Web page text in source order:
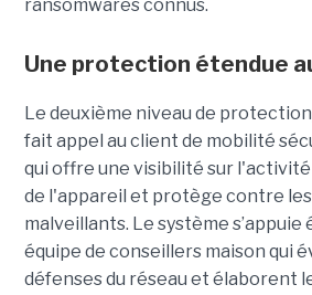
ransomwares connus.
Une protection étendue
Le deuxième niveau de
fait appel au client de mobilité
qui offre une visibilité sur
de l'appareil et protège contre
malveillants. Le système s’appuie
équipe de conseillers maison qui
défenses du réseau et élaborent